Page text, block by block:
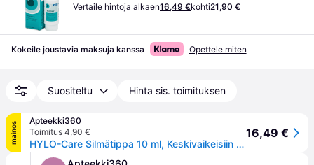
Vertaile hintoja alkaen16,49 €kohti21,90 €
Kokeile joustavia maksuja kanssa Opettele miten
Suositeltu Hinta sis. toimituksen
mainos
Apteekki360
Toimitus 4,90 €
HYLO-Care Silmätippa 10 ml, Keskivaikeisiin oireisiin
16,49 €